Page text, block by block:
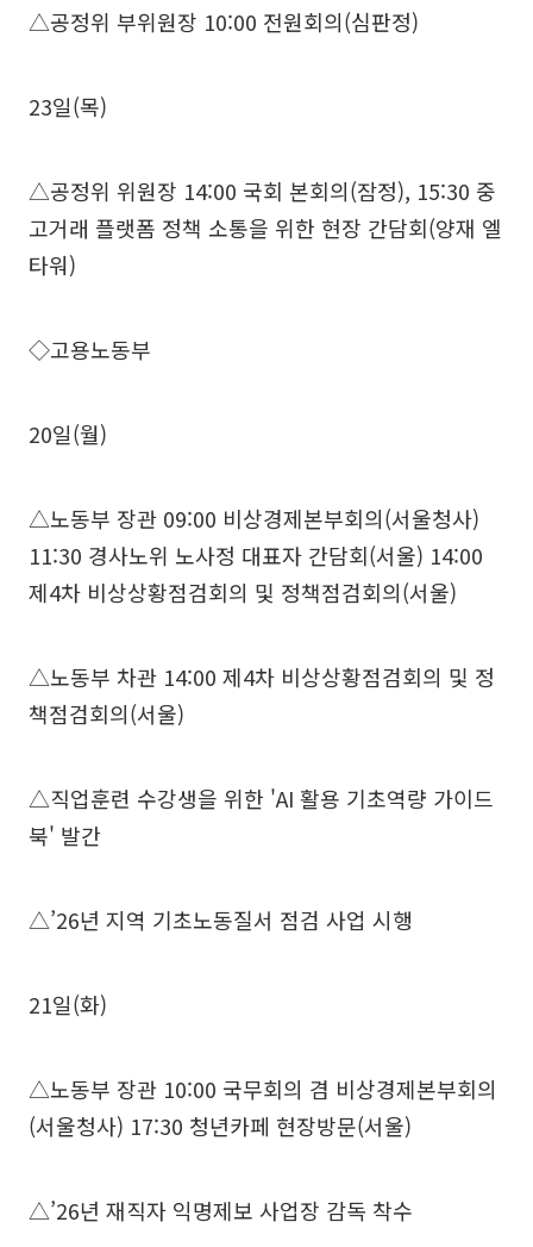
△공정위 부위원장 10:00 전원회의(심판정)
23일(목)
△공정위 위원장 14:00 국회 본회의(잠정), 15:30 중
고거래 플랫폼 정책 소통을 위한 현장 간담회(양재 엘
타워)
◇고용노동부
20일(월)
△노동부 장관 09:00 비상경제본부회의(서울청사)
11:30 경사노위 노사정 대표자 간담회(서울) 14:00
제4차 비상상황점검회의 및 정책점검회의(서울)
△노동부 차관 14:00 제4차 비상상황점검회의 및 정
책점검회의(서울)
△직업훈련 수강생을 위한 'AI 활용 기초역량 가이드
북' 발간
△’26년 지역 기초노동질서 점검 사업 시행
21일(화)
△노동부 장관 10:00 국무회의 겸 비상경제본부회의
(서울청사) 17:30 청년카페 현장방문(서울)
△’26년 재직자 익명제보 사업장 감독 착수